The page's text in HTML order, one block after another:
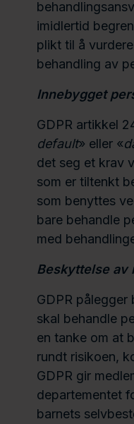
imidlertid
plikt til å
behandling av
Innebygget
GDPR artikkel
default» eller «
det seg et krav
som er tiltenkt
som benyttes
bare behandle
med
Beskyttelse av
GDPR
skal behandle
en tanke om at
rundt risikoen,
GDPR gir
departementet
barnets